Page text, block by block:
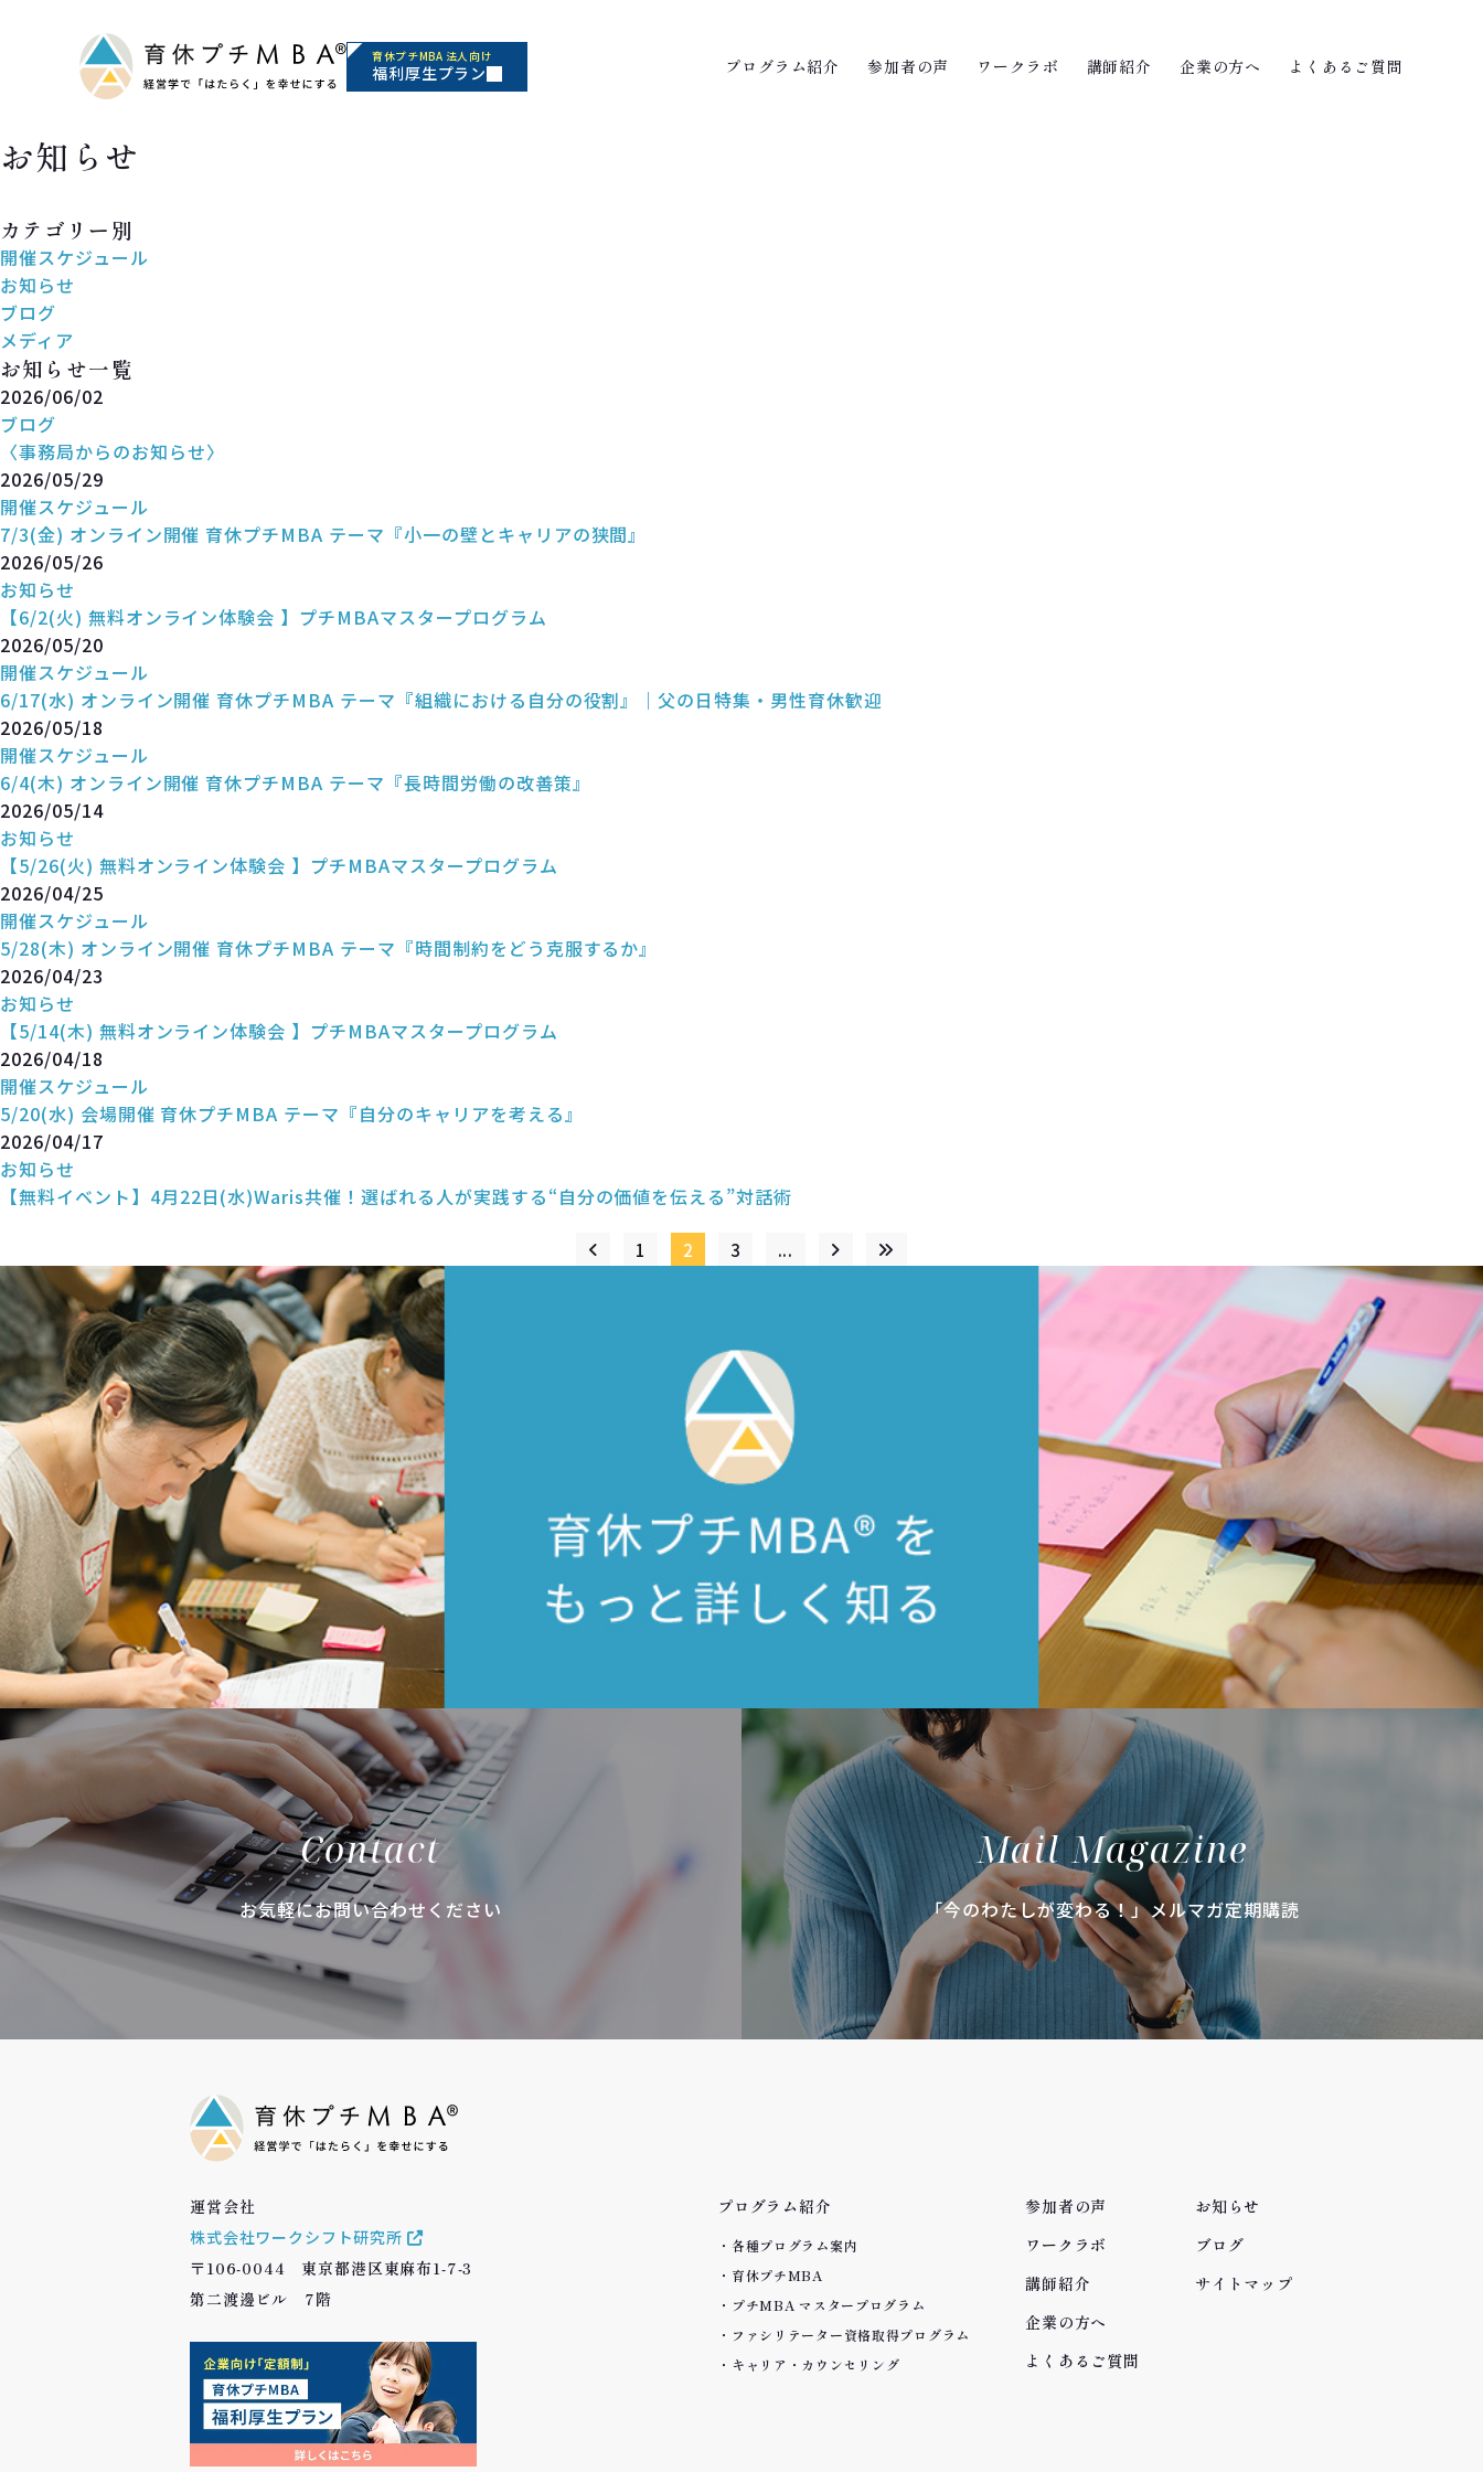
育休プチMBA 法人向け
福利厚生プラン プログラム紹介 参加者の声 ワークラボ 講師紹介 企業の方へ よくあるご質問
お知らせ
カテゴリー別
開催スケジュール
お知らせ
ブログ
メディア
お知らせ一覧
2026/06/02
ブログ
〈事務局からのお知らせ〉
2026/05/29
開催スケジュール
7/3(金) オンライン開催 育休プチMBA テーマ『小一の壁とキャリアの狭間』
2026/05/26
お知らせ
【6/2(火) 無料オンライン体験会 】プチMBAマスタープログラム
2026/05/20
開催スケジュール
6/17(水) オンライン開催 育休プチMBA テーマ『組織における自分の役割』｜父の日特集・男性育休歓迎
2026/05/18
開催スケジュール
6/4(木) オンライン開催 育休プチMBA テーマ『長時間労働の改善策』
2026/05/14
お知らせ
【5/26(火) 無料オンライン体験会 】プチMBAマスタープログラム
2026/04/25
開催スケジュール
5/28(木) オンライン開催 育休プチMBA テーマ『時間制約をどう克服するか』
2026/04/23
お知らせ
【5/14(木) 無料オンライン体験会 】プチMBAマスタープログラム
2026/04/18
開催スケジュール
5/20(水) 会場開催 育休プチMBA テーマ『自分のキャリアを考える』
2026/04/17
お知らせ
【無料イベント】4月22日(水)Waris共催！選ばれる人が実践する“自分の価値を伝える”対話術
1 2 3 ...
Contact
お気軽にお問い合わせください
Mail Magazine
「今のわたしが変わる！」メルマガ定期購読
運営会社
株式会社ワークシフト研究所
〒106-0044 東京都港区東麻布1-7-3
第二渡邊ビル 7階
プログラム紹介
各種プログラム案内
育休プチMBA
プチMBA マスタープログラム
ファシリテーター資格取得プログラム
キャリア・カウンセリング
参加者の声
ワークラボ
講師紹介
企業の方へ
よくあるご質問
お知らせ
ブログ
サイトマップ